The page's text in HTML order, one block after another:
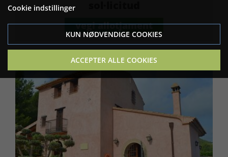
vegi allotjament
Cookie indstillinger
KUN NØDVENDIGE COOKIES
ACCEPTER ALLE COOKIES